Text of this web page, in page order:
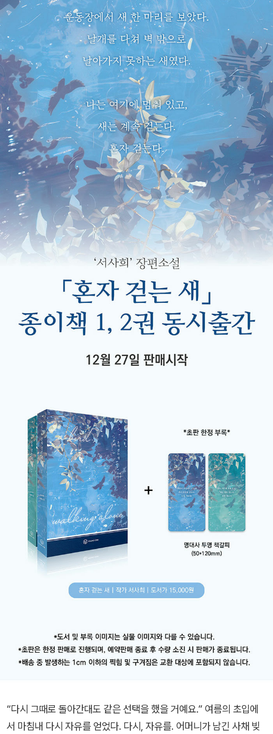
“다시 그때로 돌아간대도 같은 선택을 했을 거예요.” 여름의 초입에
서 마침내 다시 자유를 얻었다. 다시, 자유를. 어머니가 남긴 사채 빚